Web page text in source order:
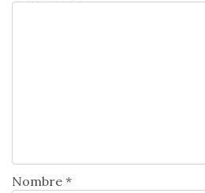
Nombre *